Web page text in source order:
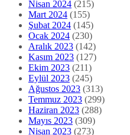
Temmuz 2023(299)
Haziran 2023 (288)
Mayıs 2023(309)
Nisan 2023(273)
Mart 2023(287)
Şubat 2023(263)
Ocak 2023 (285)
Aralık 2022(296)
Kasım 2022(289)
Ekim 2022(258)
Eylül 2022(319)
Ağustos 2022(332)